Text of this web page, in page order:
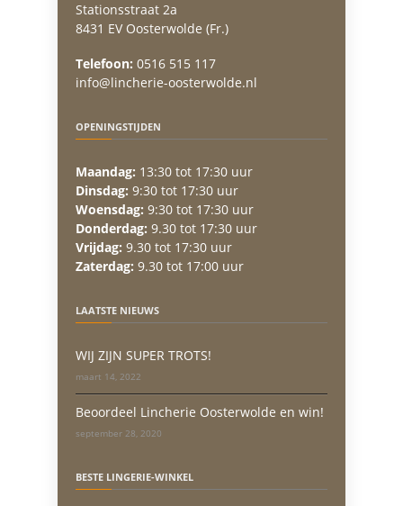
Stationsstraat 2a
8431 EV Oosterwolde (Fr.)
Telefoon: 0516 515 117
info@lincherie-oosterwolde.nl
OPENINGSTIJDEN
Maandag: 13:30 tot 17:30 uur
Dinsdag: 9:30 tot 17:30 uur
Woensdag: 9:30 tot 17:30 uur
Donderdag: 9.30 tot 17:30 uur
Vrijdag: 9.30 tot 17:30 uur
Zaterdag: 9.30 tot 17:00 uur
LAATSTE NIEUWS
WIJ ZIJN SUPER TROTS!
maart 14, 2022
Beoordeel Lincherie Oosterwolde en win!
september 28, 2020
BESTE LINGERIE-WINKEL